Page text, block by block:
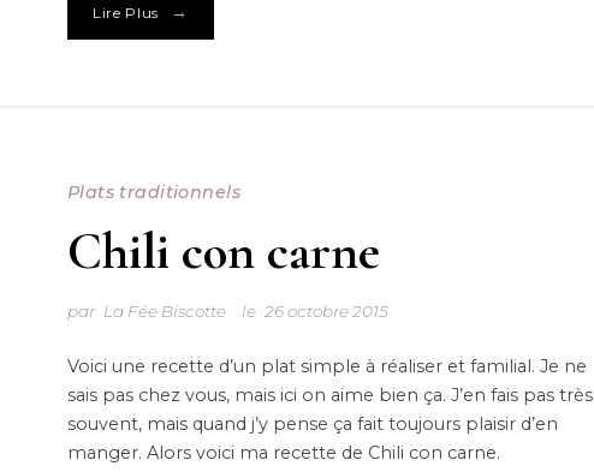
Lire Plus →
Plats traditionnels
Chili con carne
par La Fée Biscotte le 26 octobre 2015
Voici une recette d’un plat simple à réaliser et familial. Je ne
sais pas chez vous, mais ici on aime bien ça. J’en fais pas très
souvent, mais quand j’y pense ça fait toujours plaisir d’en
manger. Alors voici ma recette de Chili con carne.